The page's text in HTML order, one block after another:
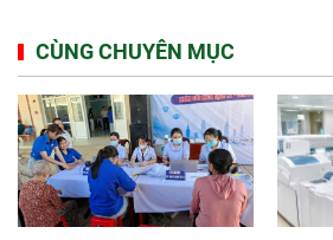
CÙNG CHUYÊN MỤC